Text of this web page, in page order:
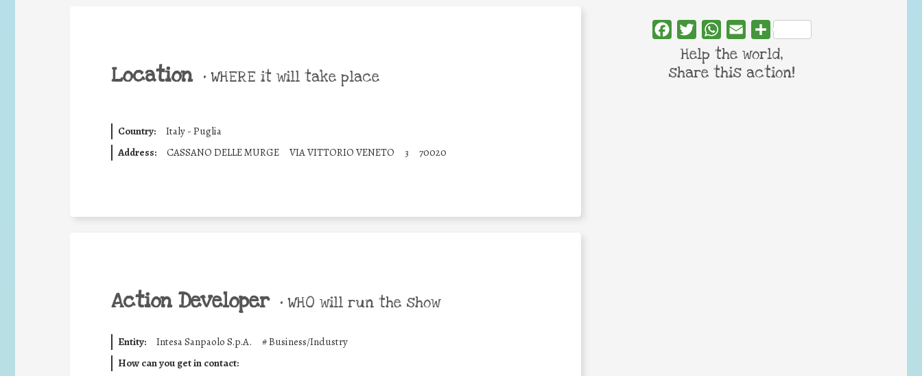
Location • WHERE it will take place
Country:
Italy - Puglia
Address:
CASSANO DELLE MURGE VIA VITTORIO VENETO 3 70020
Action Developer • WHO will run the show
Entity: Intesa Sanpaolo S.p.A. #Business/Industry
How can you get in contact:
FacebookTwitterWhatsApp
Email Share
Help the world,
share this action!